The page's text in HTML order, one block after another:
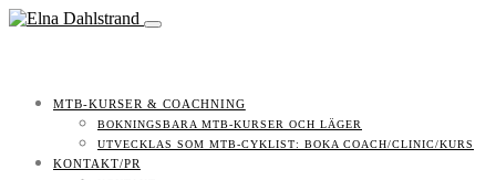
MTB-KURSER & COACHNING
BOKNINGSBARA MTB-KURSER OCH LÄGER
UTVECKLAS SOM MTB-CYKLIST: BOKA COACH/CLINIC/KURS
KONTAKT/PR